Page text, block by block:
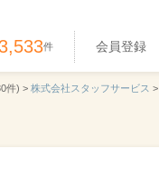
件 会員登録
件) > 株式会社スタッフサービス >